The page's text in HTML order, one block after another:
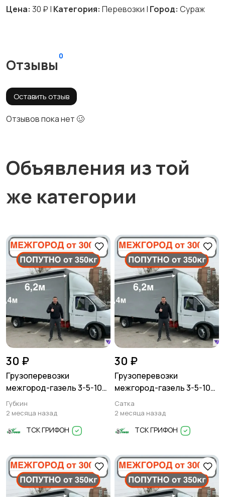
Цена: 30 ₽ | Категория: Перевозки | Город: Сураж
Отзывы
0
Оставить отзыв
Отзывов пока нет 🥴
Объявления из той
же категории
30 ₽
Грузоперевозки
межгород-газель 3-5-10
тонн
Губкин
2 месяца назад
ТСК ГРИФОН
30 ₽
Грузоперевозки
межгород-газель 3-5-10
тонн
Сатка
2 месяца назад
ТСК ГРИФОН